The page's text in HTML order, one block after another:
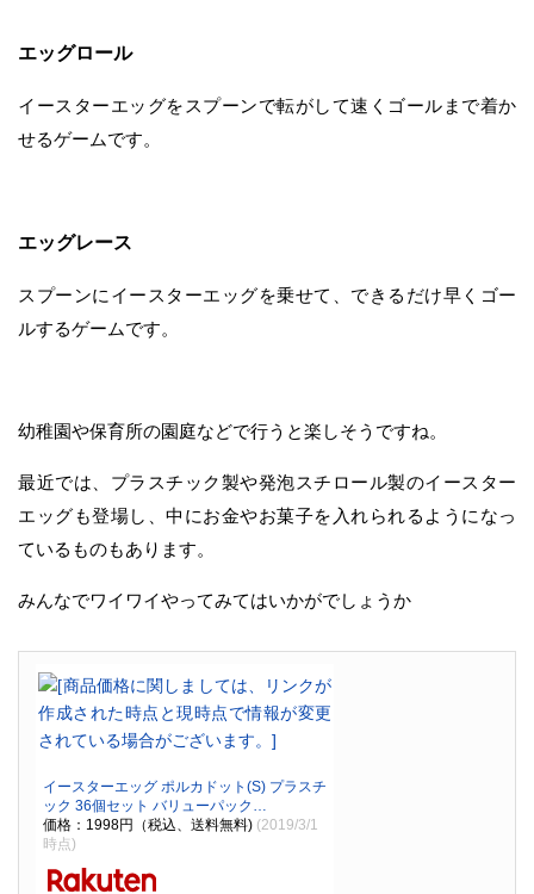
エッグロール
イースターエッグをスプーンで転がして速くゴールまで着か
せるゲームです。
エッグレース
スプーンにイースターエッグを乗せて、できるだけ早くゴー
ルするゲームです。
幼稚園や保育所の園庭などで行うと楽しそうですね。
最近では、プラスチック製や発泡スチロール製のイースター
エッグも登場し、中にお金やお菓子を入れられるようになっ
ているものもあります。
みんなでワイワイやってみてはいかがでしょうか
イースターエッグ ポルカドット(S) プラスチ
ック 36個セット バリューパック…
価格：1998円（税込、送料無料) (2019/3/1
時点)